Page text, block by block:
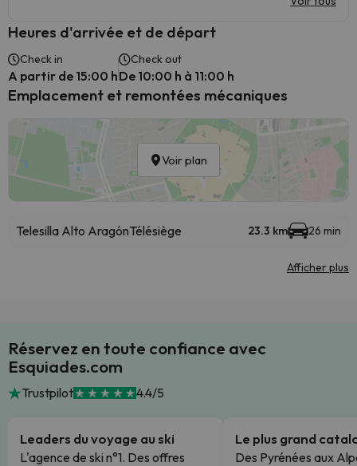
Heures d'arrivée et de départ
Check in
A partir de 15:00 h
Check out
De 10:00 h à 11:00 h
Emplacement et remontées mécaniques
Voir plan
Telesilla Alto AragónTélésiège 23.3 km 26 min
Afficher plus
Réservez en toute confiance avec
Esquiades.com
Trustpilot 4.4/5
Leaders du voyage au ski
L'agence de ski n°1. Des offres
Le plus grand
Des Pyrénées aux